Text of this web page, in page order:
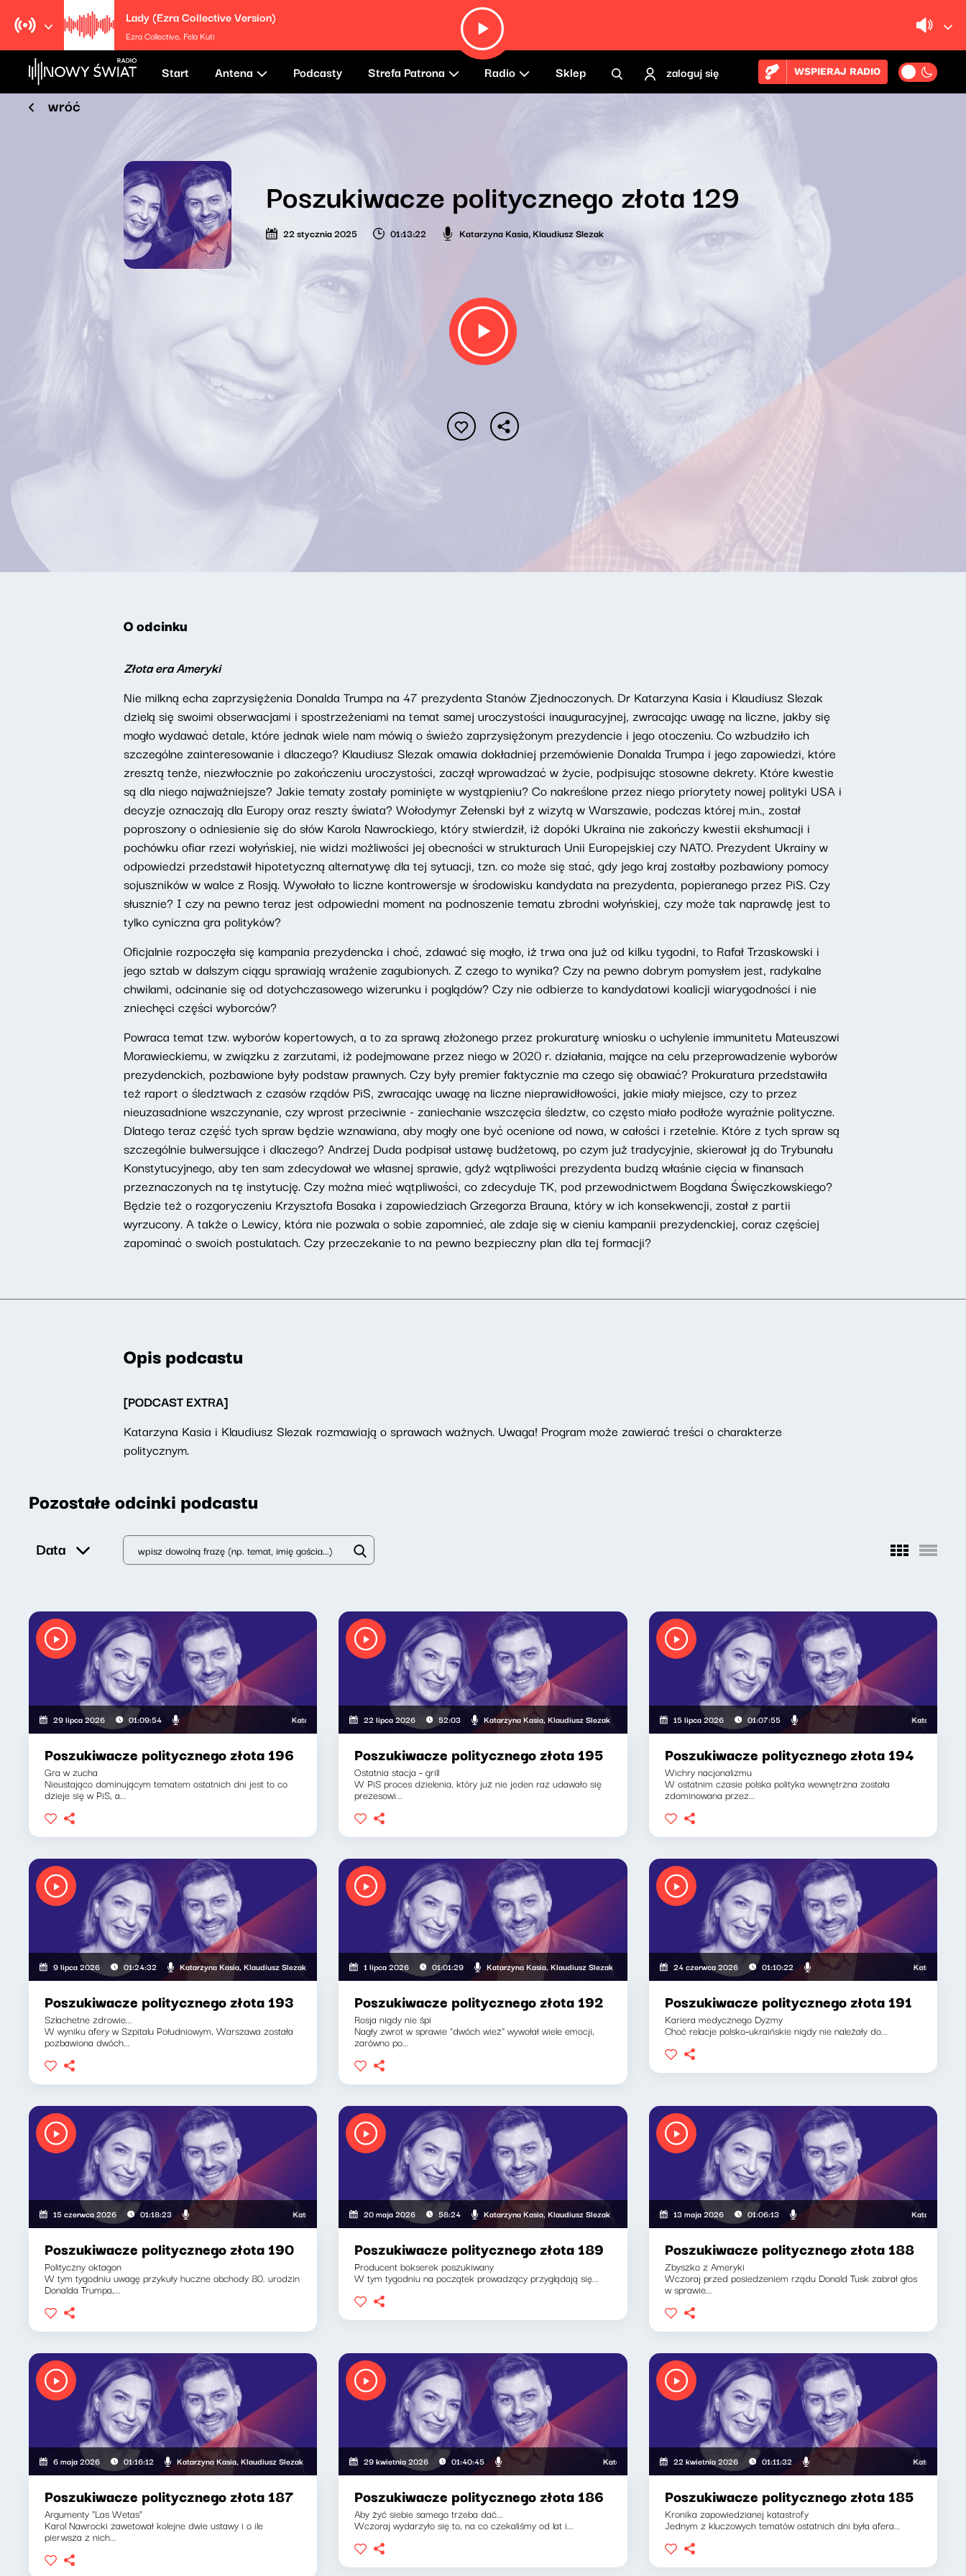
Lady (Ezra Collective Version)
Ezra Collective, Fela Kuti
Start Antena Podcasty Strefa Patrona Radio Sklep zaloguj się WSPIERAJ RADIO
wróć
Poszukiwacze politycznego złota 129
22 stycznia 2025 01:13:22 Katarzyna Kasia, Klaudiusz Slezak
O odcinku
Złota era Ameryki
Nie milkną echa zaprzysiężenia Donalda Trumpa na 47 prezydenta Stanów Zjednoczonych. Dr Katarzyna Kasia i Klaudiusz Slezak
dzielą się swoimi obserwacjami i spostrzeżeniami na temat samej uroczystości inauguracyjnej, zwracając uwagę na liczne, jakby się
mogło wydawać detale, które jednak wiele nam mówią o świeżo zaprzysiężonym prezydencie i jego otoczeniu. Co wzbudziło ich
szczególne zainteresowanie i dlaczego? Klaudiusz Slezak omawia dokładniej przemówienie Donalda Trumpa i jego zapowiedzi, które
zresztą tenże, niezwłocznie po zakończeniu uroczystości, zaczął wprowadzać w życie, podpisując stosowne dekrety. Które kwestie
są dla niego najważniejsze? Jakie tematy zostały pominięte w wystąpieniu? Co nakreślone przez niego priorytety nowej polityki USA i
decyzje oznaczają dla Europy oraz reszty świata? Wołodymyr Zełenski był z wizytą w Warszawie, podczas której m.in., został
poproszony o odniesienie się do słów Karola Nawrockiego, który stwierdził, iż dopóki Ukraina nie zakończy kwestii ekshumacji i
pochówku ofiar rzezi wołyńskiej, nie widzi możliwości jej obecności w strukturach Unii Europejskiej czy NATO. Prezydent Ukrainy w
odpowiedzi przedstawił hipotetyczną alternatywę dla tej sytuacji, tzn. co może się stać, gdy jego kraj zostałby pozbawiony pomocy
sojuszników w walce z Rosją. Wywołało to liczne kontrowersje w środowisku kandydata na prezydenta, popieranego przez PiS. Czy
słusznie? I czy na pewno teraz jest odpowiedni moment na podnoszenie tematu zbrodni wołyńskiej, czy może tak naprawdę jest to
tylko cyniczna gra polityków?
Oficjalnie rozpoczęła się kampania prezydencka i choć, zdawać się mogło, iż trwa ona już od kilku tygodni, to Rafał Trzaskowski i
jego sztab w dalszym ciągu sprawiają wrażenie zagubionych. Z czego to wynika? Czy na pewno dobrym pomysłem jest, radykalne
chwilami, odcinanie się od dotychczasowego wizerunku i poglądów? Czy nie odbierze to kandydatowi koalicji wiarygodności i nie
zniechęci części wyborców?
Powraca temat tzw. wyborów kopertowych, a to za sprawą złożonego przez prokuraturę wniosku o uchylenie immunitetu Mateuszowi
Morawieckiemu, w związku z zarzutami, iż podejmowane przez niego w 2020 r. działania, mające na celu przeprowadzenie wyborów
prezydenckich, pozbawione były podstaw prawnych. Czy były premier faktycznie ma czego się obawiać? Prokuratura przedstawiła
też raport o śledztwach z czasów rządów PiS, zwracając uwagę na liczne nieprawidłowości, jakie miały miejsce, czy to przez
nieuzasadnione wszczynanie, czy wprost przeciwnie - zaniechanie wszczęcia śledztw, co często miało podłoże wyraźnie polityczne.
Dlatego teraz część tych spraw będzie wznawiana, aby mogły one być ocenione od nowa, w całości i rzetelnie. Które z tych spraw są
szczególnie bulwersujące i dlaczego? Andrzej Duda podpisał ustawę budżetową, po czym już tradycyjnie, skierował ją do Trybunału
Konstytucyjnego, aby ten sam zdecydował we własnej sprawie, gdyż wątpliwości prezydenta budzą właśnie cięcia w finansach
przeznaczonych na tę instytucję. Czy można mieć wątpliwości, co zdecyduje TK, pod przewodnictwem Bogdana Święczkowskiego?
Będzie też o rozgoryczeniu Krzysztofa Bosaka i zapowiedziach Grzegorza Brauna, który w ich konsekwencji, został z partii
wyrzucony. A także o Lewicy, która nie pozwala o sobie zapomnieć, ale zdaje się w cieniu kampanii prezydenckiej, coraz częściej
zapominać o swoich postulatach. Czy przeczekanie to na pewno bezpieczny plan dla tej formacji?
Opis podcastu
[PODCAST EXTRA]
Katarzyna Kasia i Klaudiusz Slezak rozmawiają o sprawach ważnych. Uwaga! Program może zawierać treści o charakterze
politycznym.
Pozostałe odcinki podcastu
Data
29 lipca 2026 01:09:54 Katarzyna Kasia, Klaudiusz Slezak
Poszukiwacze politycznego złota 196
Gra w zucha
Nieustająco dominującym tematem ostatnich dni jest to co
dzieje się w PiS, a...
22 lipca 2026 52:03 Katarzyna Kasia, Klaudiusz Slezak
Poszukiwacze politycznego złota 195
Ostatnia stacja - grill
W PiS proces dzielenia, który już nie jeden raz udawało się
prezesowi...
15 lipca 2026 01:07:55 Katarzyna Kasia,
Poszukiwacze politycznego złota 194
Wichry nacjonalizmu
W ostatnim czasie polska polityka wewnętrzna została
zdominowana przez...
9 lipca 2026 01:24:32 Katarzyna Kasia, Klaudiusz Slezak
Poszukiwacze politycznego złota 193
Szlachetne zdrowie...
W wyniku afery w Szpitalu Południowym, Warszawa została
pozbawiona dwóch...
1 lipca 2026 01:01:29 Katarzyna Kasia, Klaudiusz Slezak
Poszukiwacze politycznego złota 192
Rosja nigdy nie śpi
Nagły zwrot w sprawie "dwóch wież" wywołał wiele emocji,
zarówno po...
24 czerwca 2026 01:10:22 Katarzyna Kasia,
Poszukiwacze politycznego złota 191
Kariera medycznego Dyzmy
Choć relacje polsko-ukraińskie nigdy nie należały do...
15 czerwca 2026 01:18:23 Katarzyna Kasia, Klaudiusz Slezak
Poszukiwacze politycznego złota 190
Polityczny oktagon
W tym tygodniu uwagę przykuły huczne obchody 80. urodzin
Donalda Trumpa,...
20 maja 2026 58:24 Katarzyna Kasia, Klaudiusz Slezak
Poszukiwacze politycznego złota 189
Producent bokserek poszukiwany
W tym tygodniu na początek prowadzący przyglądają się...
13 maja 2026 01:06:13 Katarzyna Kasia,
Poszukiwacze politycznego złota 188
Zbyszko z Ameryki
Wczoraj przed posiedzeniem rządu Donald Tusk zabrał głos
w sprawie...
6 maja 2026 01:16:12 Katarzyna Kasia, Klaudiusz Slezak
Poszukiwacze politycznego złota 187
Argumenty "Las Wetas"
Karol Nawrocki zawetował kolejne dwie ustawy i o ile
pierwsza z nich...
29 kwietnia 2026 01:40:45 Katarzyna Kasia, Klaudiusz Slezak
Poszukiwacze politycznego złota 186
Aby żyć siebie samego trzeba dać...
Wczoraj wydarzyło się to, na co czekaliśmy od lat i...
22 kwietnia 2026 01:11:32 Katarzyna Kasia,
Poszukiwacze politycznego złota 185
Kronika zapowiedzianej katastrofy
Jednym z kluczowych tematów ostatnich dni była afera...